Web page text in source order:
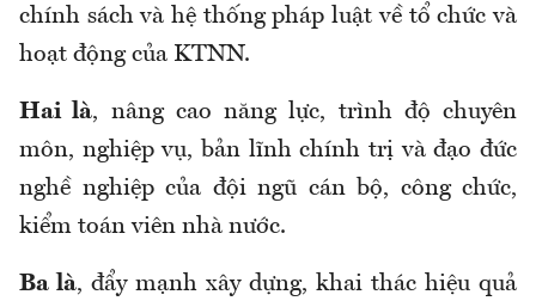
chính sách và hệ thống pháp luật về tổ chức và
hoạt động của KTNN.
Hai là, nâng cao năng lực, trình độ chuyên
môn, nghiệp vụ, bản lĩnh chính trị và đạo đức
nghề nghiệp của đội ngũ cán bộ, công chức,
kiểm toán viên nhà nước.
Ba là, đẩy mạnh xây dựng, khai thác hiệu quả